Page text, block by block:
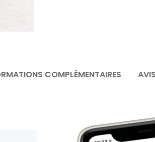
COMPLÉMENTAIRES